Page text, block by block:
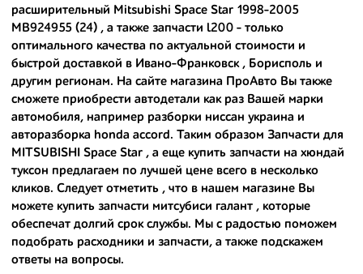
Многие наши оптовые клиенты рекомендуют именно нашу
разборку как надежного и проверенного продавца. Если вам
требуется приобрести оптовую партию деталей для японских
автомобилей, то консультанты нашего интернет-магазина
подберут вам товар и укомплектуют партию. Также мы поможем с
правильным выбором по каталогу автозапчастей.
Купить комплектующие для авто с разборки – хорошее решение.
Ведь наши запчасти:
- доступные по цене;
- сняты только с автомобилей, которые ездили по превосходным
европейским и японским дорогам;
- имеют большой запас прочности и невыробатанный ресурс, и
долго прослужат вам.
расширительный Mitsubishi Space Star 1998-2005
MB924955 (24) , а также запчасти l200 - только
оптимального качества по актуальной стоимости и
быстрой доставкой в Ивано-Франковск , Борисполь и
другим регионам. На сайте магазина ПроАвто Вы также
сможете приобрести автодетали как раз Вашей марки
автомобиля, например разборки ниссан украина и
авторазборка honda accord. Таким образом Запчасти для
MITSUBISHI Space Star , а еще купить запчасти на хюндай
туксон предлагаем по лучшей цене всего в несколько
кликов. Следует отметить , что в нашем магазине Вы
можете купить запчасти митсубиси галант , которые
обеспечат долгий срок службы. Мы с радостью поможем
подобрать расходники и запчасти, а также подскажем
ответы на вопросы.